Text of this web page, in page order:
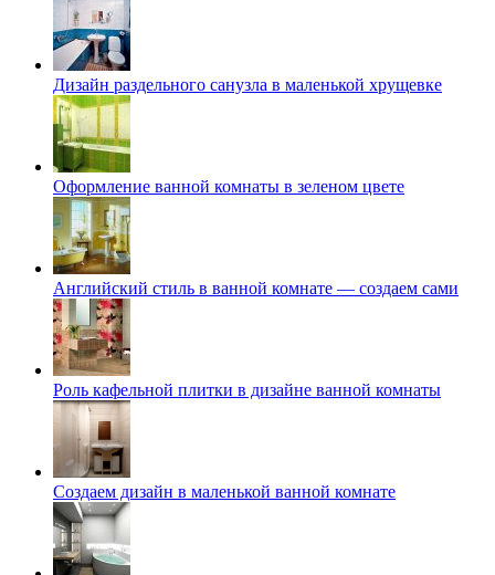
Дизайн раздельного санузла в маленькой хрущевке
Оформление ванной комнаты в зеленом цвете
Английский стиль в ванной комнате — создаем сами
Роль кафельной плитки в дизайне ванной комнаты
Создаем дизайн в маленькой ванной комнате